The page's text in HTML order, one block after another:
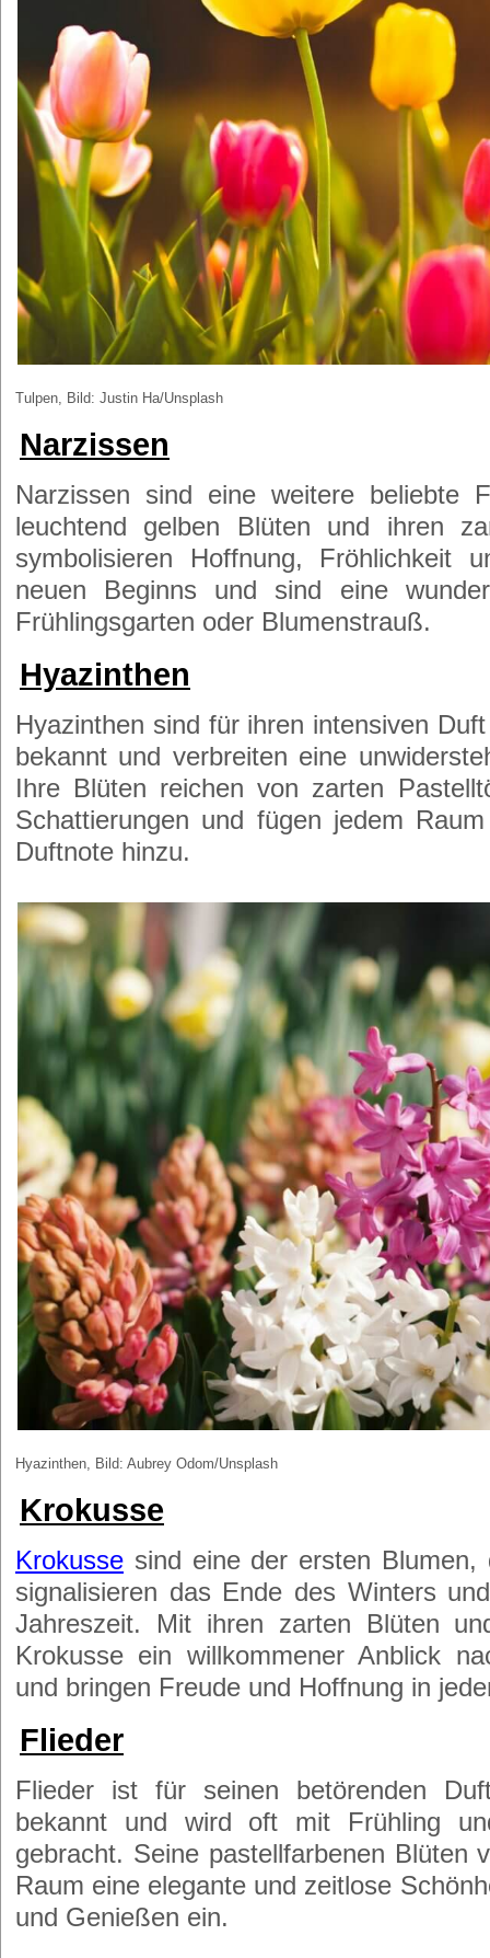
Tulpen, Bild: Justin Ha/Unsplash
Narzissen
Narzissen sind eine weitere beliebte
leuchtend gelben Blüten und ihren
symbolisieren Hoffnung, Fröhlichkeit
neuen Beginns und sind eine
Frühlingsgarten oder Blumenstrauß.
Hyazinthen
Hyazinthen sind für ihren intensiven
bekannt und verbreiten eine
Ihre Blüten reichen von zarten
Schattierungen und fügen jedem
Duftnote hinzu.
Hyazinthen, Bild: Aubrey Odom/Unsplash
Krokusse
Krokusse sind eine der ersten
signalisieren das Ende des Winters
Jahreszeit. Mit ihren zarten Blüten
Krokusse ein willkommener Anblick
und bringen Freude und Hoffnung in
Flieder
Flieder ist für seinen betörenden
bekannt und wird oft mit Frühling
gebracht. Seine pastellfarbenen Blüten
Raum eine elegante und zeitlose
und Genießen ein.